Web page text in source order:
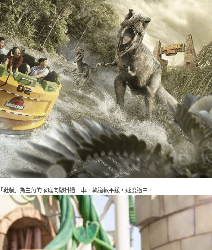
鞋貓」為主角的家庭向懸掛過山車。軌道較平緩，速度適中。